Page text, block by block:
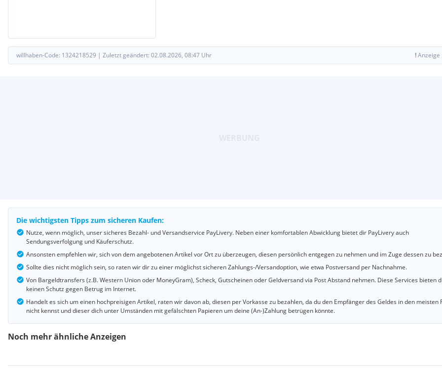
willhaben-Code: 1324218529 | Zuletzt geändert: 02.08.2026, 08:47 Uhr !Anzeige
Die wichtigsten Tipps zum sicheren Kaufen:
Nutze, wenn möglich, unser sicheres Bezahl- und Versandservice PayLivery. Neben einer komfortablen Abwicklung bietet dir PayLivery auch
Sendungsverfolgung und Käuferschutz.
Ansonsten empfehlen wir, sich von dem angebotenen Artikel vor Ort zu überzeugen, diesen persönlich entgegen zu nehmen und im Zuge dessen zu
Sollte dies nicht möglich sein, so raten wir dir zu einer möglichst sicheren Zahlungs-/Versandoption, wie etwa Postversand per Nachnahme.
Von Bargeldtransfers (z.B. Western Union oder MoneyGram), Scheck, Gutscheinen oder Geldversand via Post Abstand nehmen. Diese Services bieten
keinen Schutz gegen Betrug im Internet.
Handelt es sich um einen hochpreisigen Artikel, raten wir davon ab, diesen per Vorkasse zu bezahlen, da du den Empfänger des Geldes in den meisten
nicht kennst und dieser dich unter Umständen mit gefälschten Papieren um deine (An-)Zahlung betrügen könnte.
Noch mehr ähnliche Anzeigen